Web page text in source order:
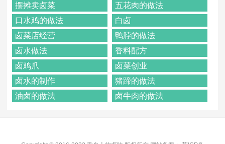
摆摊卖卤菜
五花肉的做法
口水鸡的做法
白卤
卤菜店经营
鸭脖的做法
卤水做法
香料配方
卤鸡爪
卤菜创业
卤水的制作
猪蹄的做法
油卤的做法
卤牛肉的做法